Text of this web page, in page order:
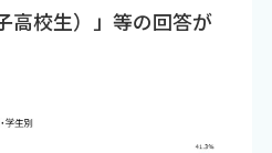
高校生）」等の回答が